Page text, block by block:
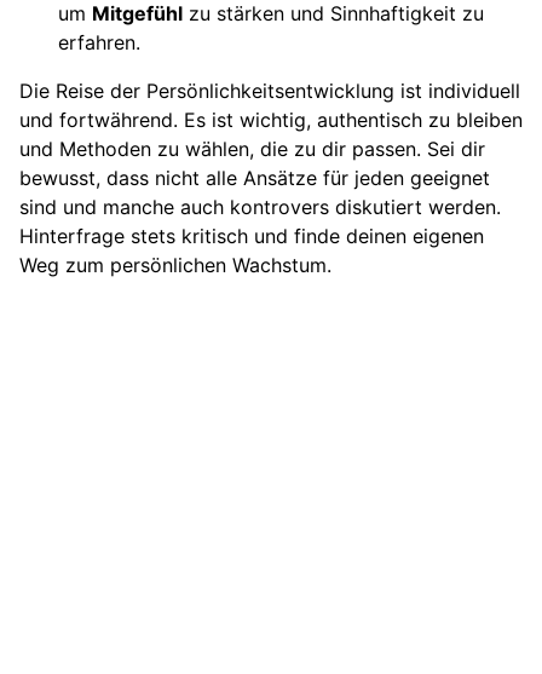
um Mitgefühl zu stärken und Sinnhaftigkeit zu
erfahren.
Die Reise der Persönlichkeitsentwicklung ist individuell
und fortwährend. Es ist wichtig, authentisch zu bleiben
und Methoden zu wählen, die zu dir passen. Sei dir
bewusst, dass nicht alle Ansätze für jeden geeignet
sind und manche auch kontrovers diskutiert werden.
Hinterfrage stets kritisch und finde deinen eigenen
Weg zum persönlichen Wachstum.